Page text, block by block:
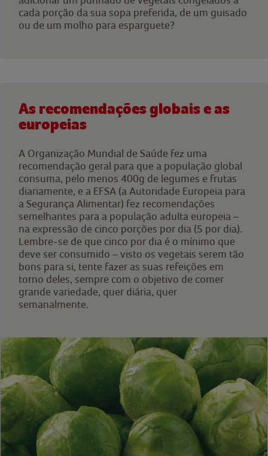
cada porção da sua sopa preferida, de um guisado
ou de um molho para esparguete?
As recomendações globais e as
europeias
A Organização Mundial de Saúde fez uma
recomendação geral para que a população global
consuma, pelo menos 400g de legumes e frutas
diariamente, e a EFSA (a Autoridade Europeia para
a Segurança Alimentar) fez recomendações
semelhantes para a população adulta europeia –
na expressão de cinco porções por dia (5 por dia).
Lembre-se de que cinco por dia é o mínimo que
deve ser consumido – visto os vegetais serem tão
bons para si, tente fazer as suas refeições em
torno deles, sempre com o objetivo de comer
grande variedade, quer diária, quer
semanalmente.